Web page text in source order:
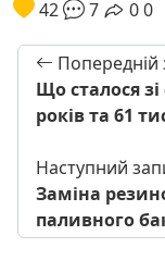
42
7 00
Попередній
Що сталося
років та 61
Наступний
Заміна
паливного